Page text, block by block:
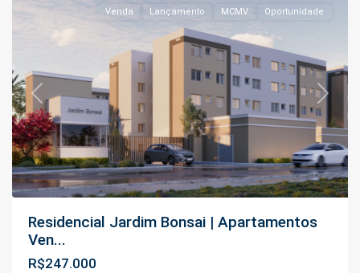
Previous Next
Venda Lançamento MCMV Oportunidade
Residencial Jardim Bonsai | Apartamentos
Ven...
R$247.000